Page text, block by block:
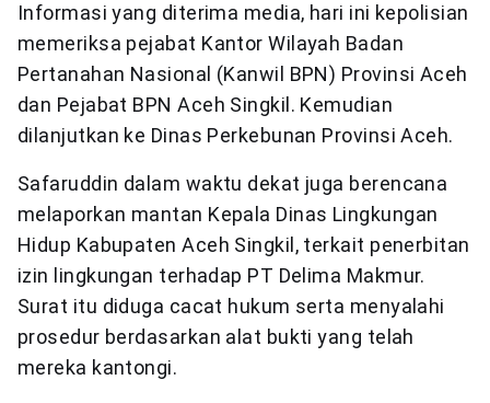
Informasi yang diterima media, hari ini kepolisian
memeriksa pejabat Kantor Wilayah Badan
Pertanahan Nasional (Kanwil BPN) Provinsi Aceh
dan Pejabat BPN Aceh Singkil. Kemudian
dilanjutkan ke Dinas Perkebunan Provinsi Aceh.
Safaruddin dalam waktu dekat juga berencana
melaporkan mantan Kepala Dinas Lingkungan
Hidup Kabupaten Aceh Singkil, terkait penerbitan
izin lingkungan terhadap PT Delima Makmur.
Surat itu diduga cacat hukum serta menyalahi
prosedur berdasarkan alat bukti yang telah
mereka kantongi.